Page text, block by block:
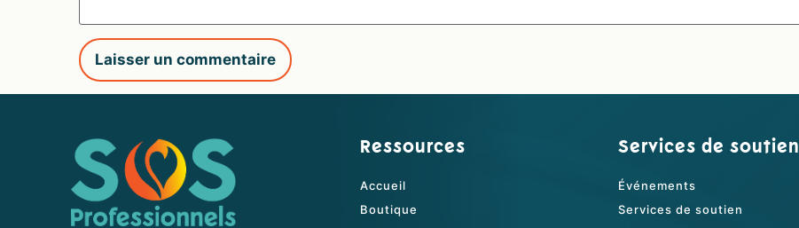
Ressources
Accueil
Boutique
Services de soutien
Événements
Services de soutien